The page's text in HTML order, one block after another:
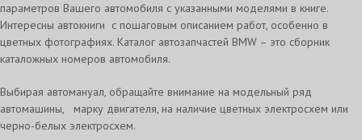
параметров Вашего автомобиля с указанными моделями в книге.
Интересны автокниги с пошаговым описанием работ, особенно в
цветных фотографиях. Каталог автозапчастей BMW – это сборник
каталожных номеров автомобиля.
Выбирая автомануал, обращайте внимание на модельный ряд
автомашины, марку двигателя, на наличие цветных электросхем или
черно-белых электросхем.